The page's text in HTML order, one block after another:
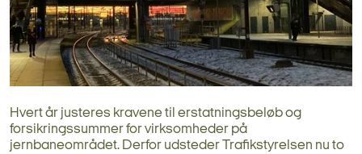
Hvert år justeres kravene til erstatningsbeløb og
forsikringssummer for virksomheder på
jernbaneområdet. Derfor udsteder Trafikstyrelsen nu to